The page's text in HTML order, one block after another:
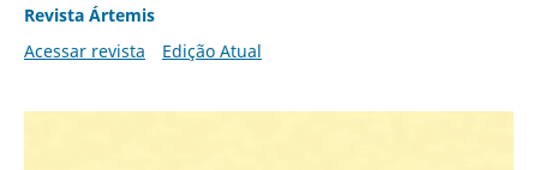
Revista Ártemis
Acessar revista
Edição Atual